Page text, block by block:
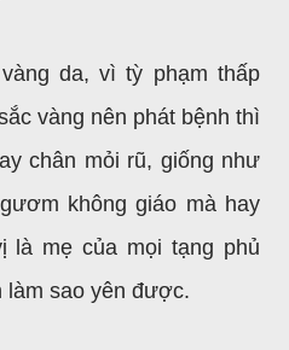
da, vì tỳ phạm thấp
vàng nên phát bệnh thì
chân mỏi rũ, giống như
không giáo mà hay
mẹ của mọi tạng phủ
làm sao yên được.